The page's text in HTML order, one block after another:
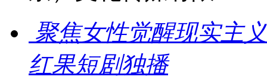
聚焦女性觉醒现实主
红果短剧独播